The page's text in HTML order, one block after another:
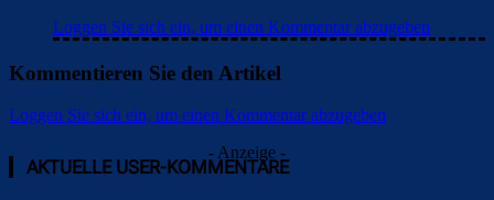
Loggen Sie sich ein, um einen Kommentar abzugeben
Kommentieren Sie den Artikel
Loggen Sie sich ein, um einen Kommentar abzugeben
- Anzeige -
AKTUELLE USER-KOMMENTARE